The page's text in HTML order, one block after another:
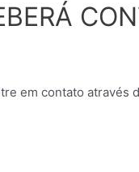
em contato através